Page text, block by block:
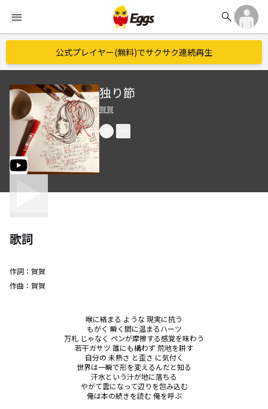
menu search
公式プレイヤー(無料)でサクサク連続再生
独り節
賀賀
歌詞
作詞： 賀賀
作曲： 賀賀
喉に絡まる ような 現実に抗う
もがく 瞬く間に温まるハーツ
万札 じゃなく ペンが摩擦する感覚を味わう
若干ガサツ 誰にも構わず 荒地を耕す
自分の 未熟さ と歪さ に気付く
世界は一瞬で形を変えるんだと知る
汗水という汁が地に落ちる
やがて雲になって辺りを包み込む
俺は本の続きを読む 俺を呼ぶ